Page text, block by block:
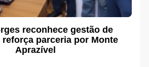
reconhece gestão de
reforça parceria por Monte
Aprazível